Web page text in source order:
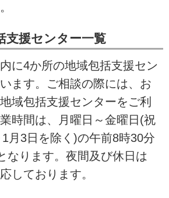
支援センター一覧
に4か所の地域包括支援セン
ます。ご相談の際には、お
域包括支援センターをご利
時間は、月曜日～金曜日(祝
月3日を除く)の午前8時30分
なります。夜間及び休日は
しております。